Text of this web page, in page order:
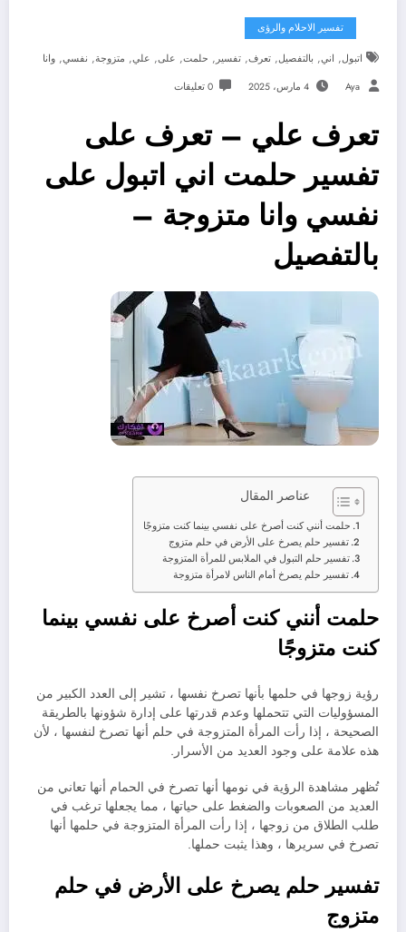
تفسير الاحلام والرؤى
اتبول, اني, بالتفصيل, تعرف, تفسير , حلمت, على, علي, متزوجة, نفسي, وانا
Aya 4 مارس، 2025 0 تعليقات
تعرف علي – تعرف على
تفسير حلمت اني اتبول على
نفسي وانا متزوجة –
بالتفصيل
عناصر المقال
حلمت أنني كنت أصرخ على نفسي بينما كنت متزوجًا
تفسير حلم يصرخ على الأرض في حلم متزوج
تفسير حلم التبول في الملابس للمرأة المتزوجة
تفسير حلم يصرخ أمام الناس لامرأة متزوجة
حلمت أنني كنت أصرخ على نفسي بينما
كنت متزوجًا
رؤية زوجها في حلمها بأنها تصرخ نفسها ، تشير إلى العدد الكبير من
المسؤوليات التي تتحملها وعدم قدرتها على إدارة شؤونها بالطريقة
الصحيحة ، إذا رأت المرأة المتزوجة في حلم أنها تصرخ لنفسها ، لأن
هذه علامة على وجود العديد من الأسرار.
تُظهر مشاهدة الرؤية في نومها أنها تصرخ في الحمام أنها تعاني من
العديد من الصعوبات والضغط على حياتها ، مما يجعلها ترغب في
طلب الطلاق من زوجها ، إذا رأت المرأة المتزوجة في حلمها أنها
تصرخ في سريرها ، وهذا يثبت حملها.
تفسير حلم يصرخ على الأرض في حلم
متزوج